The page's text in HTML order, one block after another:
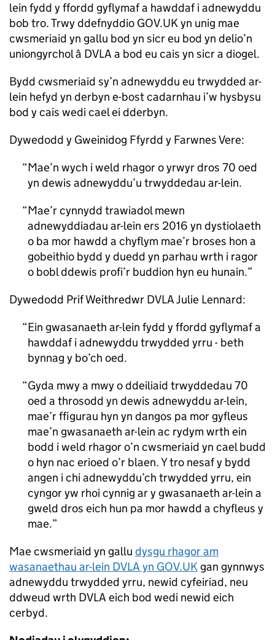
lein fydd y ffordd gyflymaf a hawddaf i adnewyddu
bob tro. Trwy ddefnyddio GOV.UK yn unig mae
cwsmeriaid yn gallu bod yn sicr eu bod yn delio’n
uniongyrchol â DVLA a bod eu cais yn sicr a diogel.
Bydd cwsmeriaid sy’n adnewyddu eu trwydded ar-
lein hefyd yn derbyn e-bost cadarnhau i’w hysbysu
bod y cais wedi cael ei dderbyn.
Dywedodd y Gweinidog Ffyrdd y Farwnes Vere:
Mae’n wych i weld rhagor o yrwyr dros 70 oed
yn dewis adnewyddu’u trwyddedau ar-lein.
Mae’r cynnydd trawiadol mewn
adnewyddiadau ar-lein ers 2016 yn dystiolaeth
o ba mor hawdd a chyflym mae’r broses hon a
gobeithio bydd y duedd yn parhau wrth i ragor
o bobl ddewis profi’r buddion hyn eu hunain.
Dywedodd Prif Weithredwr DVLA Julie Lennard:
Ein gwasanaeth ar-lein fydd y ffordd gyflymaf a
hawddaf i adnewyddu trwydded yrru - beth
bynnag y bo’ch oed.
Gyda mwy a mwy o ddeiliaid trwyddedau 70
oed a throsodd yn dewis adnewyddu ar-lein,
mae’r ffigurau hyn yn dangos pa mor gyfleus
mae’n gwasanaeth ar-lein ac rydym wrth ein
bodd i weld rhagor o’n cwsmeriaid yn cael budd
o hyn nac erioed o’r blaen. Y tro nesaf y bydd
angen i chi adnewyddu’ch trwydded yrru, ein
cyngor yw rhoi cynnig ar y gwasanaeth ar-lein a
gweld dros eich hun pa mor hawdd a chyfleus y
mae.
Mae cwsmeriaid yn gallu dysgu rhagor am
wasanaethau ar-lein DVLA yn GOV.UK gan gynnwys
adnewyddu trwydded yrru, newid cyfeiriad, neu
ddweud wrth DVLA eich bod wedi newid eich
cerbyd.